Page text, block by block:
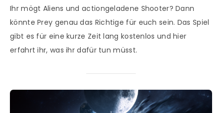
Ihr mögt Aliens und actiongeladene Shooter? Dann
könnte Prey genau das Richtige für euch sein. Das Spiel
gibt es für eine kurze Zeit lang kostenlos und hier
erfahrt ihr, was ihr dafür tun müsst.